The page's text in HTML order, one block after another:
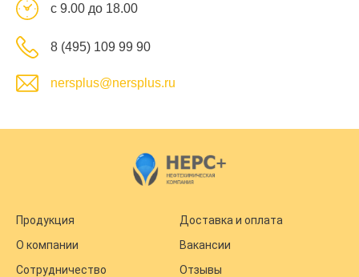
с 9.00 до 18.00
8 (495) 109 99 90
nersplus@nersplus.ru
Продукция
Доставка и оплата
О компании
Вакансии
Сотрудничество
Отзывы